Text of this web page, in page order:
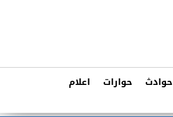
حوادث حوارات
اعلام